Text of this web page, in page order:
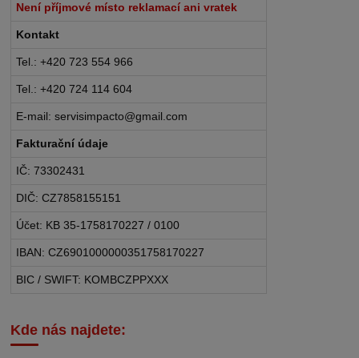
Není příjmové místo reklamací ani vratek
Kontakt
Tel.: +420 723 554 966
Tel.: +420 724 114 604
E-mail: servisimpacto@gmail.com
Fakturační údaje
IČ: 73302431
DIČ: CZ7858155151
Účet: KB 35-1758170227 / 0100
IBAN: CZ6901000000351758170227
BIC / SWIFT: KOMBCZPPXXX
Kde nás najdete: